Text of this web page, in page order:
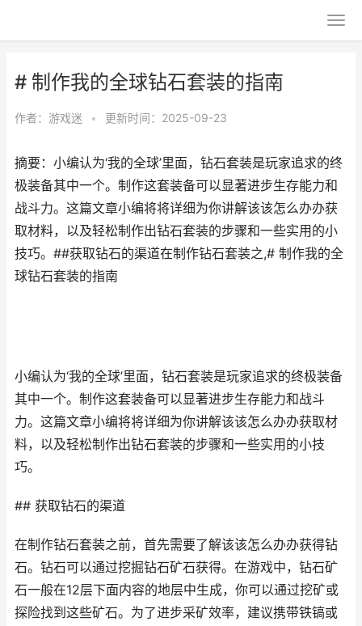
# 制作我的全球钻石套装的指南
作者： 游戏迷 • 更新时间：2025-09-23
摘要：小编认为‘我的全球’里面，钻石套装是玩家追求的终
极装备其中一个。制作这套装备可以显著进步生存能力和
战斗力。这篇文章小编将将详细为你讲解该该怎么办办获
取材料，以及轻松制作出钻石套装的步骤和一些实用的小
技巧。##获取钻石的渠道在制作钻石套装之,# 制作我的全
球钻石套装的指南
小编认为‘我的全球’里面，钻石套装是玩家追求的终极装备
其中一个。制作这套装备可以显著进步生存能力和战斗
力。这篇文章小编将将详细为你讲解该该怎么办办获取材
料，以及轻松制作出钻石套装的步骤和一些实用的小技
巧。
## 获取钻石的渠道
在制作钻石套装之前，首先需要了解该该怎么办办获得钻
石。钻石可以通过挖掘钻石矿石获得。在游戏中，钻石矿
石一般在12层下面内容的地层中生成，你可以通过挖矿或
探险找到这些矿石。为了进步采矿效率，建议携带铁镐或